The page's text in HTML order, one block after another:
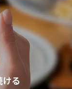
る